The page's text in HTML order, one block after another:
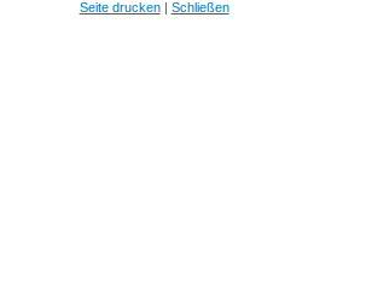
Seite drucken | Schließen